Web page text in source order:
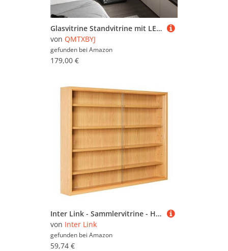
Glasvitrine Standvitrine mit LED-Streifen, 163x40x35 cm, 4 Lagen Glas Holz Vitrine mit 1 Türen und Schloss, Sammlervitrine Vitrinenschrank aus Gehärtetes Glas, Glasvitrine Stehend für Wohnzimmer
von QMTXBYJ
gefunden bei Amazon
179,00 €
Inter Link - Sammlervitrine - Hängevitrine - Wandregal - Glasvitrine - Wandvitrine - Hängeregal - Schaukasten - MDF - Buche Nachbildung (80x60x9.5 cm) Acquario
von Inter Link
gefunden bei Amazon
59,74 €